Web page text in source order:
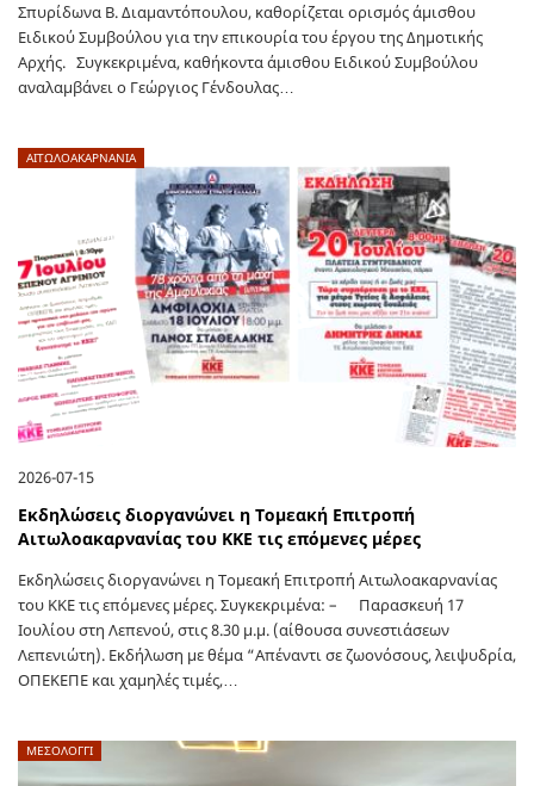
Σπυρίδωνα Β. Διαμαντόπουλου, καθορίζεται ορισμός άμισθου
Ειδικού Συμβούλου για την επικουρία του έργου της Δημοτικής
Αρχής. Συγκεκριμένα, καθήκοντα άμισθου Ειδικού Συμβούλου
αναλαμβάνει ο Γεώργιος Γένδουλας…
ΑΙΤΩΛΟΑΚΑΡΝΑΝΊΑ
2026-07-15
Εκδηλώσεις διοργανώνει η Τομεακή Επιτροπή
Αιτωλοακαρνανίας του ΚΚΕ τις επόμενες μέρες
Εκδηλώσεις διοργανώνει η Τομεακή Επιτροπή Αιτωλοακαρνανίας
του ΚΚΕ τις επόμενες μέρες. Συγκεκριμένα: – Παρασκευή 17
Ιουλίου στη Λεπενού, στις 8.30 μ.μ. (αίθουσα συνεστιάσεων
Λεπενιώτη). Εκδήλωση με θέμα “Απέναντι σε ζωονόσους, λειψυδρία,
ΟΠΕΚΕΠΕ και χαμηλές τιμές,…
ΜΕΣΟΛΟΓΓΙ